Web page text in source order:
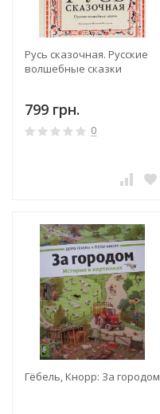
Русь сказочная. Русские
волшебные сказки
799 грн.
0
Гёбель, Кнорр: За городом